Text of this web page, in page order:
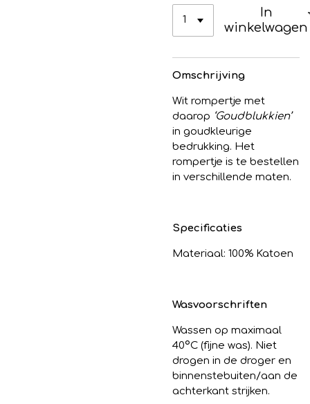
In
winkelwagen
Omschrijving
Wit rompertje met
daarop ‘Goudblukkien’
in goudkleurige
bedrukking. Het
rompertje is te bestellen
in verschillende maten.
Specificaties
Materiaal: 100% Katoen
Wasvoorschriften
Wassen op maximaal
40ºC (fijne was). Niet
drogen in de droger en
binnenstebuiten/aan de
achterkant strijken.